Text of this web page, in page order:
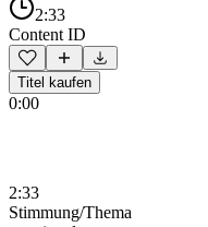
2:33
Content ID
Titel kaufen
0:00
2:33
Stimmung/Thema